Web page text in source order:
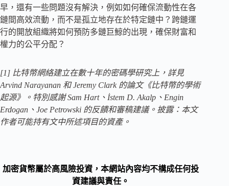
早，還有一些問題沒有解決，例如如何確保流動性在各
鏈間高效流動，而不是孤立地存在於特定鏈中？跨鏈運
行的開放組織將如何預防多鏈巨鯨的出現，確保財富和
權力的公平分配？
[1] 比特幣網絡建立在數十年的密碼學研究上，詳見
Arvind Narayanan 和 Jeremy Clark 的論文《比特幣的學術
起源》。特別感謝 Sam Hart、İstem D. Akalp、Engin
Erdogan、Joe Petrowski 的反饋和審稿建議。披露：本文
作者可能持有文中所述項目的資產。
加密貨幣屬於高風險投資，本網站內容均不構成任何投
資建議與責任。